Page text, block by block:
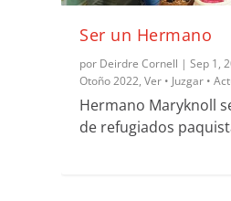
Ser un Hermano
por Deirdre Cornell |Sep 1,
Otoño 2022,Ver • Juzgar •
Hermano Maryknoll
de refugiados